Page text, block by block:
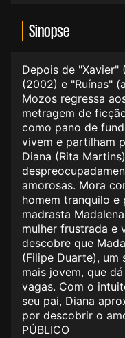
Sinopse
Depois de "Xavier"
(2002) e "Ruínas"
Mozos regressa
metragem de
como pano de
vivem e partilham
Diana (Rita
amorosas. Mora
homem tranquilo e
madrasta
mulher frustrada e
descobre que
(Filipe Duarte), um
mais jovem, que
vagas. Com o
seu pai, Diana
por descobrir o
PÚBLICO